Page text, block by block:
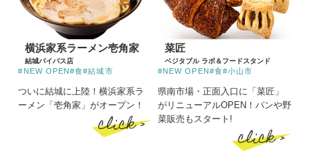
横浜家系ラーメン壱角家
結城バイパス店
#NEW OPEN#食#結城市
ついに結城に上陸！横浜家系ラ
ーメン「壱角家」がオープン！
click >
菜匠
ベジタブル ラボ＆フードスタンド
#NEW OPEN#食#小山市
県南市場・正面入口に「菜匠」
がリニューアルOPEN！パンや野
菜販売もスタート!
click >